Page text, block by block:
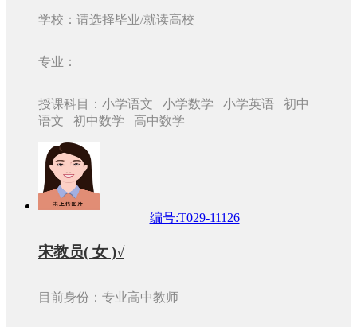
学校：请选择毕业/就读高校
专业：
授课科目：小学语文 小学数学 小学英语 初中
语文 初中数学 高中数学
编号:T029-11126
宋教员( 女 )√
目前身份：专业高中教师